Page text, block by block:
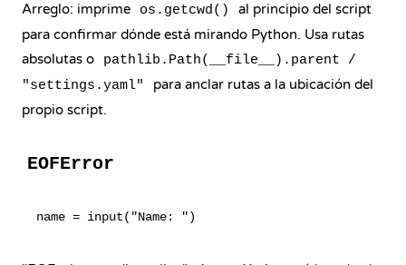
Arreglo: imprime os.getcwd()
al principio del script
para confirmar dónde está mirando Python. Usa rutas
absolutas o
pathlib.Path(__file__).parent /
"settings.yaml"
para anclar rutas a la ubicación del
propio script.
EOFError